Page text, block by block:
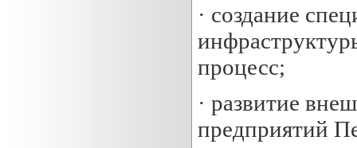
· создание
процесс;
· развитие
предприятий